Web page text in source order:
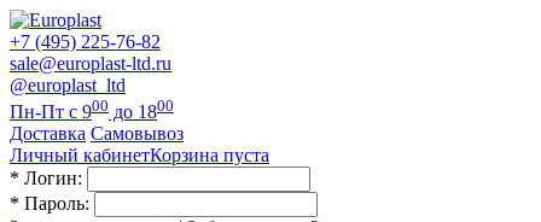
+7 (495) 225-76-82
sale@europlast-ltd.ru
@europlast_ltd
Пн-Пт с 900 до 1800
Доставка Самовывоз
Личный кабинетКорзина пуста
* Логин:
* Пароль: